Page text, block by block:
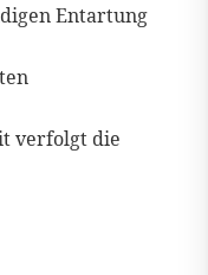
Entartung
verfolgt die